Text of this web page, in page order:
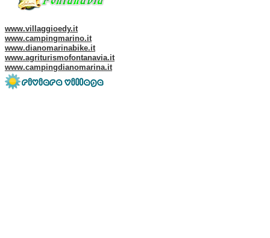
www.villaggioedy.it
www.campingmarino.it
www.dianomarinabike.it
www.agriturismofontanavia.it
www.campingdianomarina.it